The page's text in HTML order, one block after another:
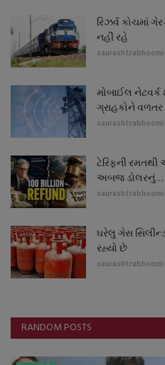
રિઝર્વ કોચમાં
નહીં રહે
saurashtrabhoomi
મોબાઈલ
ગ્રાહકોને
saurashtrabhoomi
ટેરિફની
અબજ ડોલરનું...
saurashtrabhoomi
ઘરેલુ ગેસ
રહ્યો છે
saurashtrabhoomi
RANDOM POSTS